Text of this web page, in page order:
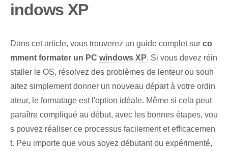
indows XP
Dans cet article, vous trouverez un guide complet sur co
mment formater un PC windows XP. Si vous devez réin
staller le OS, résolvez des problèmes de lenteur ou souh
aitez simplement donner un nouveau départ à votre ordin
ateur, le formatage est l'option idéale. Même si cela peut
paraître compliqué au début, avec les bonnes étapes, vou
s pouvez réaliser ce processus facilement et efficacemen
t. Peu importe que vous soyez débutant ou expérimenté,